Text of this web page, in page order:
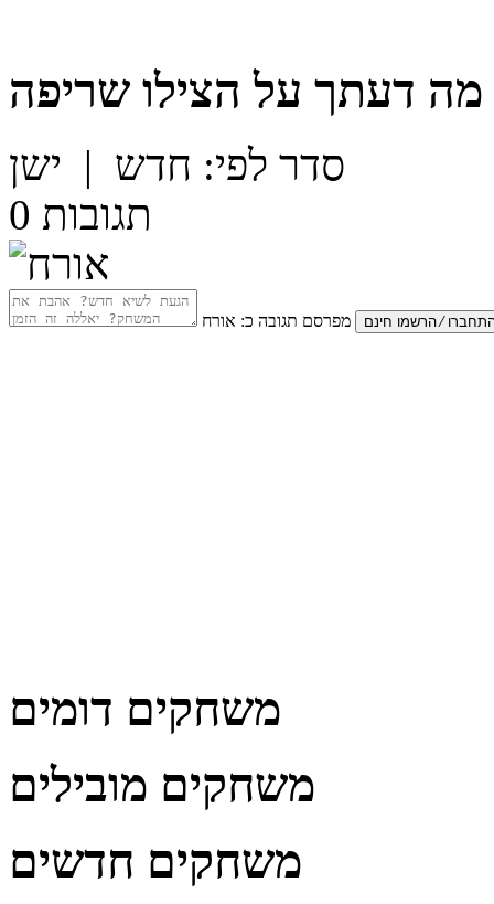
מה דעתך על הצילו שריפה
סדר לפי: חדש | ישן
0 תגובות
מפרסם תגובה כ: אורח
משחקים דומים
משחקים מובילים
משחקים חדשים